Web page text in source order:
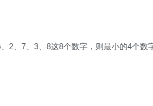
2、7、3、8这8个数字，则最小的4个数